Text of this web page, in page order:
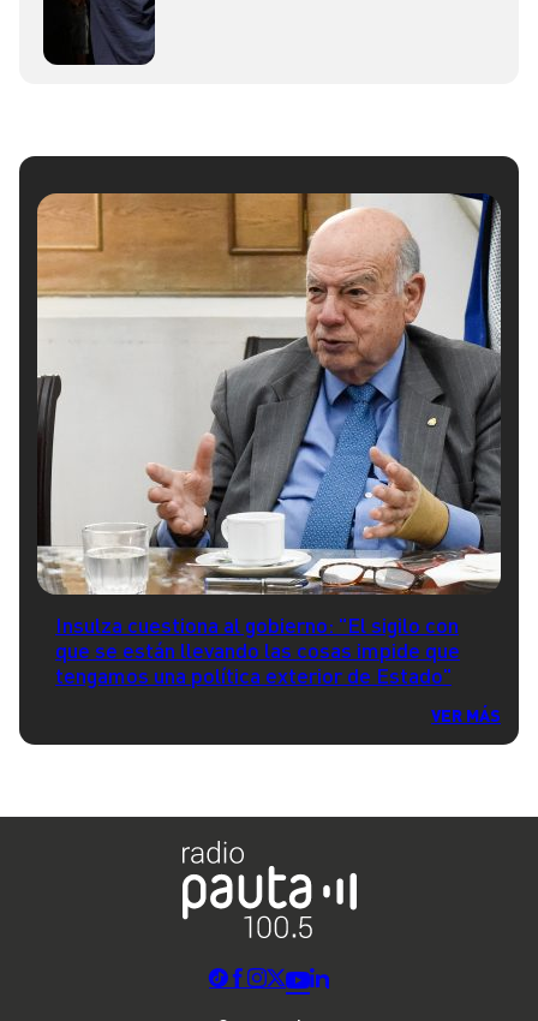
Insulza cuestiona al gobierno: "El sigilo con
que se están llevando las cosas impide que
tengamos una política exterior de Estado"
VER MÁS